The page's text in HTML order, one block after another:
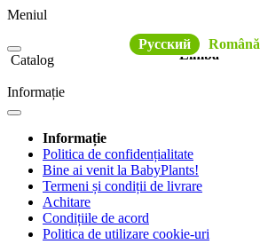
Meniul
Limba
Русский
Română
Catalog
Informație
Informație
Politica de confidențialitate
Bine ai venit la BabyPlants!
Termeni și condiții de livrare
Achitare
Condițiile de acord
Politica de utilizare cookie-uri